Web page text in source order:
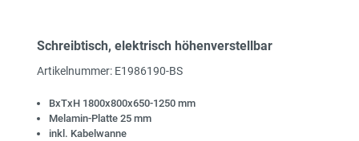
Schreibtisch, elektrisch höhenverstellbar
Artikelnummer: E1986190-BS
BxTxH 1800x800x650-1250 mm
Melamin-Platte 25 mm
inkl. Kabelwanne